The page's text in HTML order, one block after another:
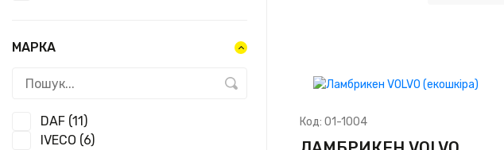
МАРКА
DAF (11)
IVECO (6)
Код: 01-1004